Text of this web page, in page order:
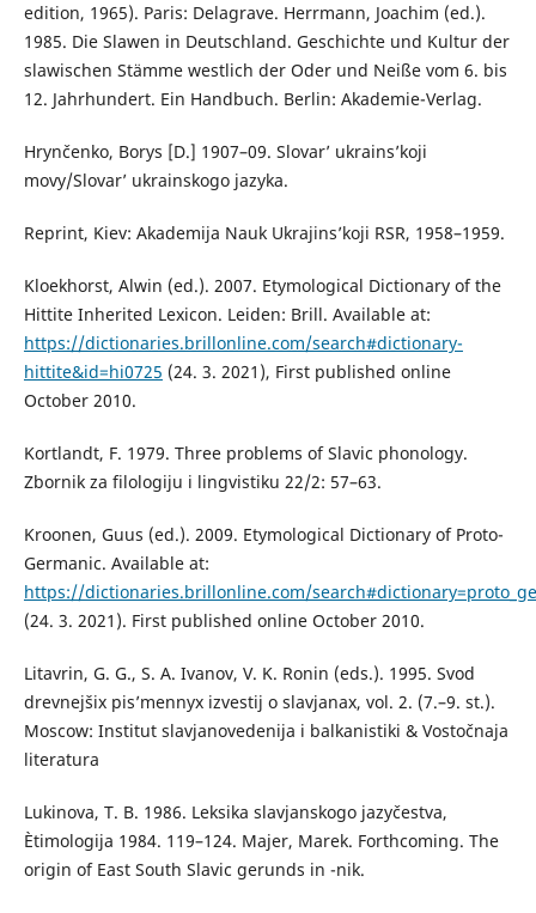
edition, 1965). Paris: Delagrave. Herrmann, Joachim (ed.).
1985. Die Slawen in Deutschland. Geschichte und Kultur der
slawischen Stämme westlich der Oder und Neiße vom 6. bis
12. Jahrhundert. Ein Handbuch. Berlin: Akademie-Verlag.
Hrynčenko, Borys [D.] 1907–09. Slovar’ ukrains’koji
movy/Slovar’ ukrainskogo jazyka.
Reprint, Kiev: Akademija Nauk Ukrajins’koji RSR, 1958–1959.
Kloekhorst, Alwin (ed.). 2007. Etymological Dictionary of the
Hittite Inherited Lexicon. Leiden: Brill. Available at:
https://dictionaries.brillonline.com/search#dictionary-
hittite&id=hi0725 (24. 3. 2021), First published online
October 2010.
Kortlandt, F. 1979. Three problems of Slavic phonology.
Zbornik za filologiju i lingvistiku 22/2: 57–63.
Kroonen, Guus (ed.). 2009. Etymological Dictionary of Proto-
Germanic. Available at:
https://dictionaries.brillonline.com/
(24. 3. 2021). First published online October 2010.
Litavrin, G. G., S. A. Ivanov, V. K. Ronin (eds.). 1995. Svod
drevnejšix pis’mennyx izvestij o slavjanax, vol. 2. (7.–9. st.).
Moscow: Institut slavjanovedenija i balkanistiki & Vostočnaja
literatura
Lukinova, T. B. 1986. Leksika slavjanskogo jazyčestva,
Ètimologija 1984. 119–124. Majer, Marek. Forthcoming. The
origin of East South Slavic gerunds in -nik.